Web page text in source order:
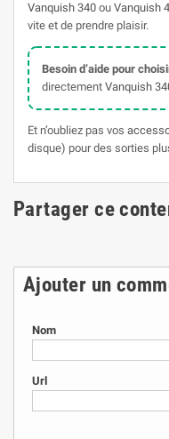
Vanquish 340 ou Vanquish
vite et de prendre plaisir.
Besoin d’aide pour
directement Vanquish
Et n’oubliez pas vos
disque) pour des sorties
Partager ce
Ajouter un
Nom
Url